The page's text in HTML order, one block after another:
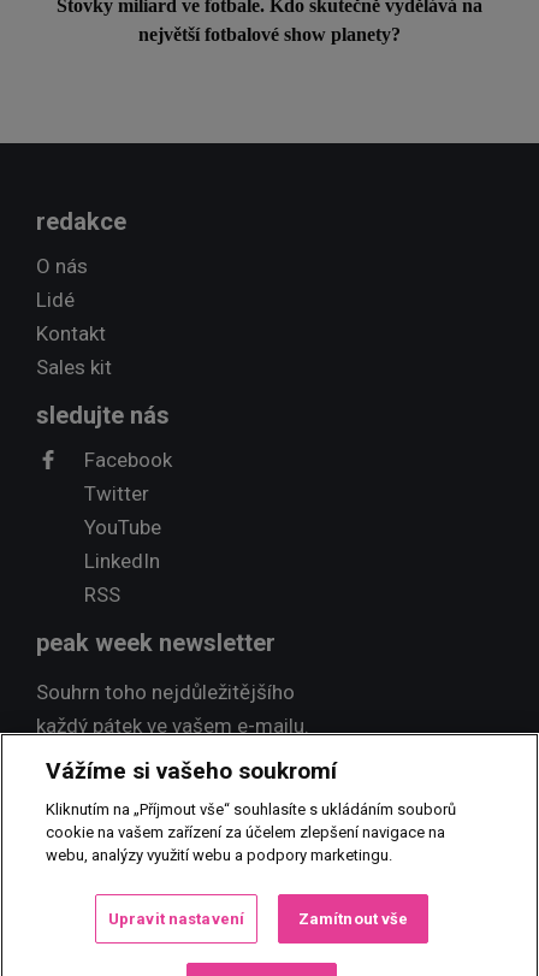
Stovky miliard ve fotbale. Kdo skutečně vydělává na
největší fotbalové show planety?
redakce
O nás
Lidé
Kontakt
Sales kit
sledujte nás
Facebook
Twitter
YouTube
LinkedIn
RSS
peak week newsletter
Souhrn toho nejdůležitějšího
každý pátek ve vašem e-mailu.
převzetí, šíření či dalšího zpřístupňování článků a fotografií je bez
písemného souhlasu PEAK NEWS MEDIA, s.r.o. zakázáno.
Vážíme si vašeho soukromí
Kliknutím na „Příjmout vše“ souhlasíte s ukládáním souborů
cookie na vašem zařízení za účelem zlepšení navigace na
webu, analýzy využití webu a podpory marketingu.
Upravit nastavení Zamítnout vše